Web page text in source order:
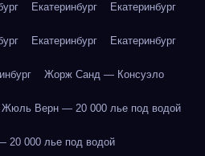
Екатеринбург Екатеринбург
Екатеринбург Екатеринбург
Жорж Санд — Консуэло
Жюль Верн — 20 000 лье под водой
000 лье под водой